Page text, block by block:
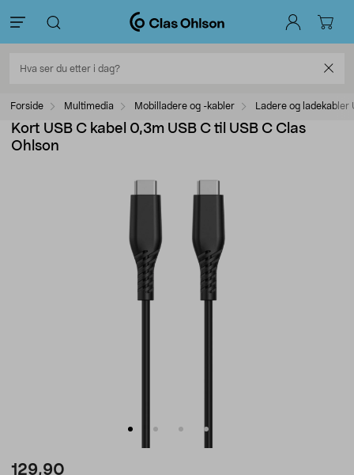
Forside Multimedia Mobilladere og -kabler Ladere og ladekabler
Kort USB C kabel 0,3m USB C til USB C Clas
Ohlson
129,90